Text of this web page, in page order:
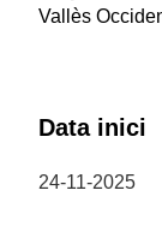
Vallès
Data inici
24-11-2025